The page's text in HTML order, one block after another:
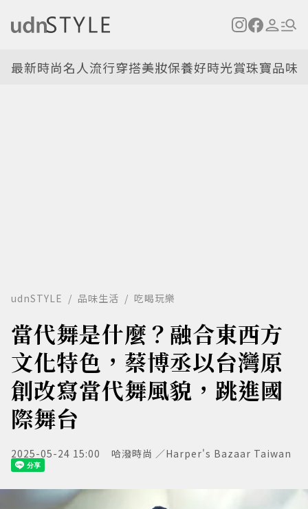
最新時尚名人流行穿搭美妝保養好時光賞珠寶品味
udnSTYLE 品味生活 吃喝玩樂
當代舞是什麼？融合東西方
文化特色，蔡博丞以台灣原
創改寫當代舞風貌，跳進國
際舞台
2025-05-24 15:00 哈潑時尚 ／Harper's Bazaar Taiwan